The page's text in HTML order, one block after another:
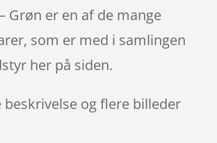
Grøn er en af de mange
som er med i samlingen
her på siden.
beskrivelse og flere billeder